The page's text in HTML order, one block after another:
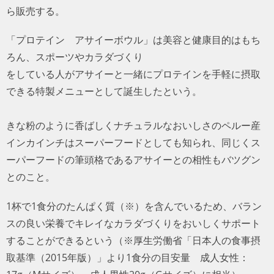
ら販売する。
「プロテイン アサイーボウル」は美容と健康目的はもち
ろん、スポーツやカラダづくり
をしている人がアサイーと一緒にプロテインを手軽に摂取
できる特製メニューとして誕生したという。
きな粉のように香ばしくナチュラルなおいしさのペルー産
インカインチはスーパーフードとしても知られ、同じくス
ーパーフードの筆頭格であるアサイーとの相性もバツグン
とのこと。
1杯で1食分のたんぱく質（※）を含んでいるため、バラン
スの良い栄養でキレイなカラダづくりをおいしくサポート
することができるという（※厚生労働省「日本人の食事摂
取基準（2015年版）」より1食分の目安量 成人女性：